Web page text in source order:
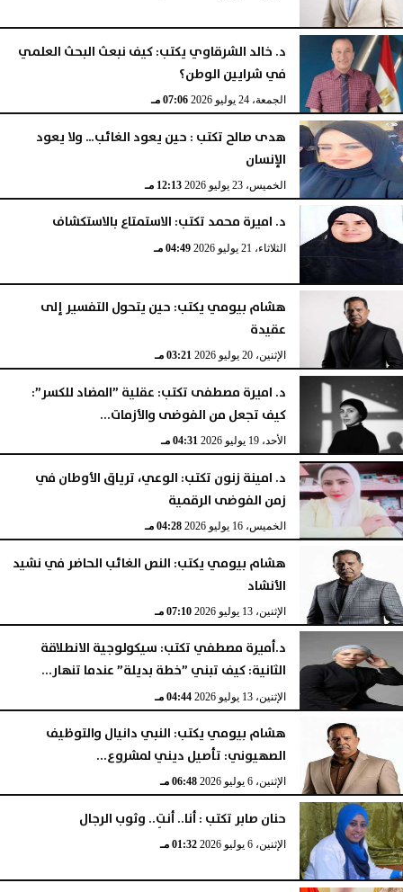
د. خالد الشرقاوي يكتب: كيف نبعث البحث العلمي
في شرايين الوطن؟
الجمعة، 24 يوليو 2026 07:06 مـ
هدى صالح تكتب : حين يعود الغائب… ولا يعود
الإنسان
الخميس، 23 يوليو 2026 12:13 مـ
د. اميرة محمد تكتب: الاستمتاع بالاستكشاف
الثلاثاء، 21 يوليو 2026 04:49 مـ
هشام بيومي يكتب: حين يتحول التفسير إلى
عقيدة
الإثنين، 20 يوليو 2026 03:21 مـ
د. اميرة مصطفى تكتب: عقلية ”المضاد للكسر”:
كيف تجعل من الفوضى والأزمات...
الأحد، 19 يوليو 2026 04:31 مـ
د. امينة زنون تكتب: الوعي، ترياق الأوطان في
زمن الفوضى الرقمية
الخميس، 16 يوليو 2026 04:28 مـ
هشام بيومي يكتب: النص الغائب الحاضر في نشيد
الأنشاد
الإثنين، 13 يوليو 2026 07:10 مـ
د.أميرة مصطفي تكتب: سيكولوجية الانطلاقة
الثانية: كيف تبني ”خطة بديلة” عندما تنهار...
الإثنين، 13 يوليو 2026 04:44 مـ
هشام بيومي يكتب: النبي دانيال والتوظيف
الصهيوني: تأصيل ديني لمشروع...
الإثنين، 6 يوليو 2026 06:48 مـ
حنان صابر تكتب : أنا.. أنتِ.. وثوب الرجال
الإثنين، 6 يوليو 2026 01:32 مـ